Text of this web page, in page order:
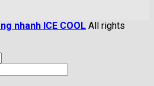
nhanh ICE COOL All rights